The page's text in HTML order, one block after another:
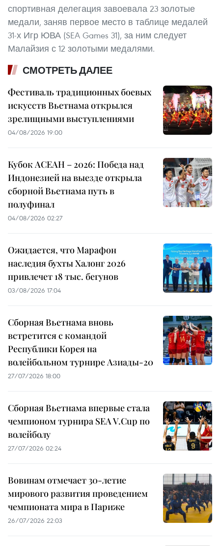
спортивная делегация завоевала 23 золотые
медали, заняв первое место в таблице медалей
31-х Игр ЮВА (SEA Games 31), за ним следует
Малайзия с 12 золотыми медалями.
СМОТРЕТЬ ДАЛЕЕ
Фестиваль традиционных боевых
искусств Вьетнама открылся
зрелищными выступлениями
04/08/2026 19:00
Кубок АСЕАН – 2026: Победа над
Индонезией на выезде открыла
сборной Вьетнама путь в
полуфинал
04/08/2026 02:27
Ожидается, что Марафон
наследия бухты Халонг 2026
привлечет 18 тыс. бегунов
03/08/2026 17:04
Сборная Вьетнама вновь
встретится с командой
Республики Корея на
волейбольном турнире Азиады-20
27/07/2026 18:00
Сборная Вьетнама впервые стала
чемпионом турнира SEA V.Cup по
волейболу
27/07/2026 02:24
Вовинам отмечает 30-летие
мирового развития проведением
чемпионата мира в Париже
26/07/2026 22:03